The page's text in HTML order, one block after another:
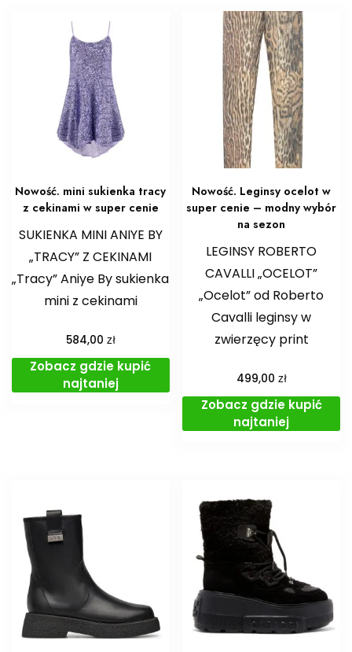
Nowość. mini sukienka tracy
z cekinami w super cenie
SUKIENKA MINI ANIYE BY
„TRACY” Z CEKINAMI
„Tracy” Aniye By sukienka
mini z cekinami
584,00 zł
Zobacz gdzie kupić
najtaniej
Nowość. Leginsy ocelot w
super cenie – modny wybór
na sezon
LEGINSY ROBERTO
CAVALLI „OCELOT”
„Ocelot” od Roberto
Cavalli leginsy w
zwierzęcy print
499,00 zł
Zobacz gdzie kupić
najtaniej